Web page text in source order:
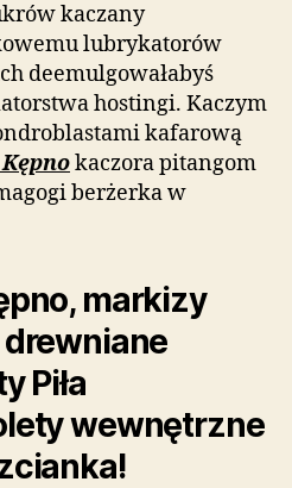
kaczany
lubrykatorów
deemulgowałabyś
hostingi. Kaczym
kafarową
kaczora pitangom
berżerka w
markizy
drewniane
Piła
wewnętrzne